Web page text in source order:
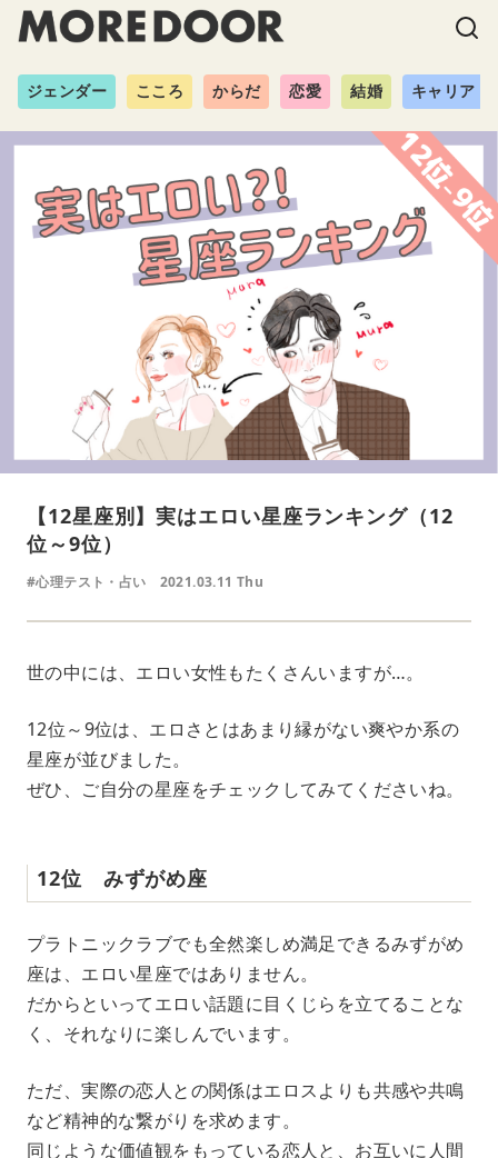
ジェンダー こころ からだ 恋愛 結婚 キャリア
【12星座別】実はエロい星座ランキング（12
位～9位）
#心理テスト・占い 2021.03.11 Thu
世の中には、エロい女性もたくさんいますが…。
12位～9位は、エロさとはあまり縁がない爽やか系の
星座が並びました。
ぜひ、ご自分の星座をチェックしてみてくださいね。
12位 みずがめ座
プラトニックラブでも全然楽しめ満足できるみずがめ
座は、エロい星座ではありません。
だからといってエロい話題に目くじらを立てることな
く、それなりに楽しんでいます。
ただ、実際の恋人との関係はエロスよりも共感や共鳴
など精神的な繋がりを求めます。
同じような価値観をもっている恋人と、お互いに人間